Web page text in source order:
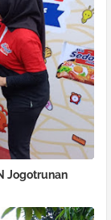
Jogotrunan